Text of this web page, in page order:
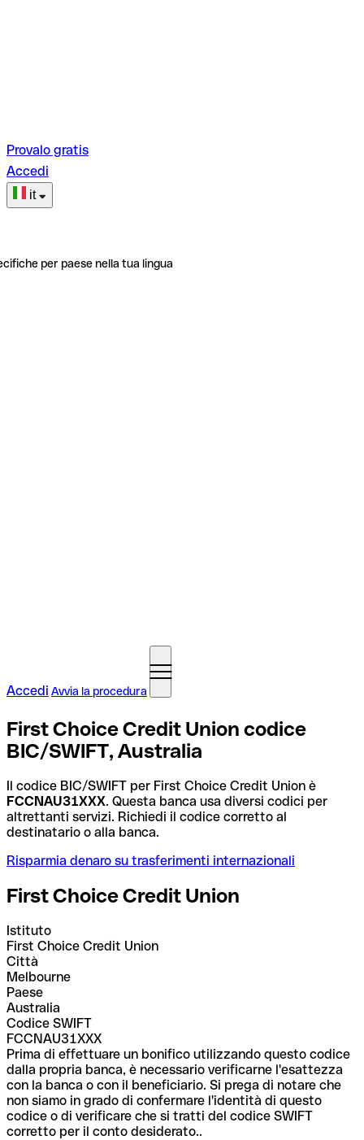
Provalo gratis
Accedi
it
per paese nella tua lingua
Accedi Avvia la procedura
First Choice Credit Union codice
BIC/SWIFT, Australia
Il codice BIC/SWIFT per First Choice Credit Union è
FCCNAU31XXX. Questa banca usa diversi codici per
altrettanti servizi. Richiedi il codice corretto al
destinatario o alla banca.
Risparmia denaro su trasferimenti internazionali
First Choice Credit Union
Istituto
First Choice Credit Union
Città
Melbourne
Paese
Australia
Codice SWIFT
FCCNAU31XXX
Prima di effettuare un bonifico utilizzando questo codice
dalla propria banca, è necessario verificarne l'esattezza
con la banca o con il beneficiario. Si prega di notare che
non siamo in grado di confermare l'identità di questo
codice o di verificare che si tratti del codice SWIFT
corretto per il conto desiderato..